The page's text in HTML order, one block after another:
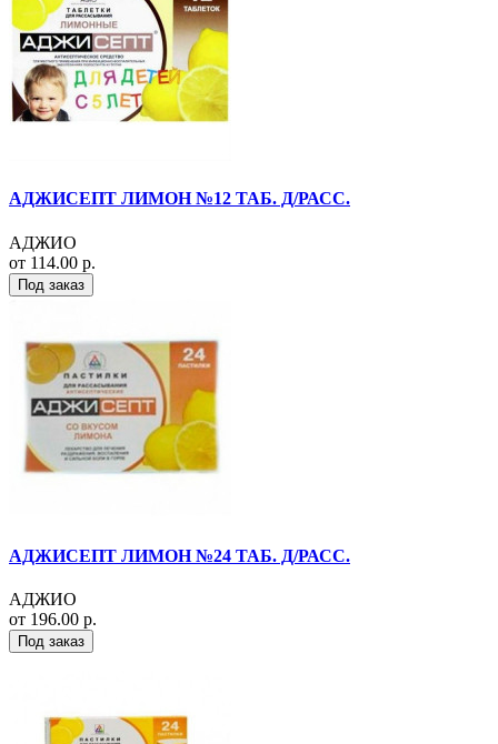
АДЖИСЕПТ ЛИМОН №12 ТАБ. Д/РАСС.
АДЖИО
от 114.00 р.
Под заказ
АДЖИСЕПТ ЛИМОН №24 ТАБ. Д/РАСС.
АДЖИО
от 196.00 р.
Под заказ